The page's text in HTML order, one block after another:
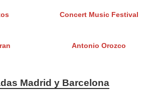
Concert Music Festival
Antonio Orozco
Madrid y Barcelona